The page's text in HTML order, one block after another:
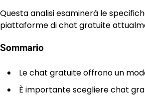
Questa analisi esaminerà le
piattaforme di chat gratuite
Sommario
Le chat gratuite offrono un
È importante scegliere chat